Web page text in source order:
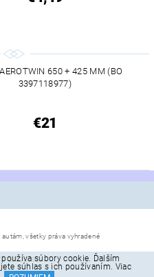
650 + 425 MM (BO
3397118977)
€21
všetky práva vyhradené
Shoptetsúbory cookie. Ďalším
súhlas s ich používaním. Viac